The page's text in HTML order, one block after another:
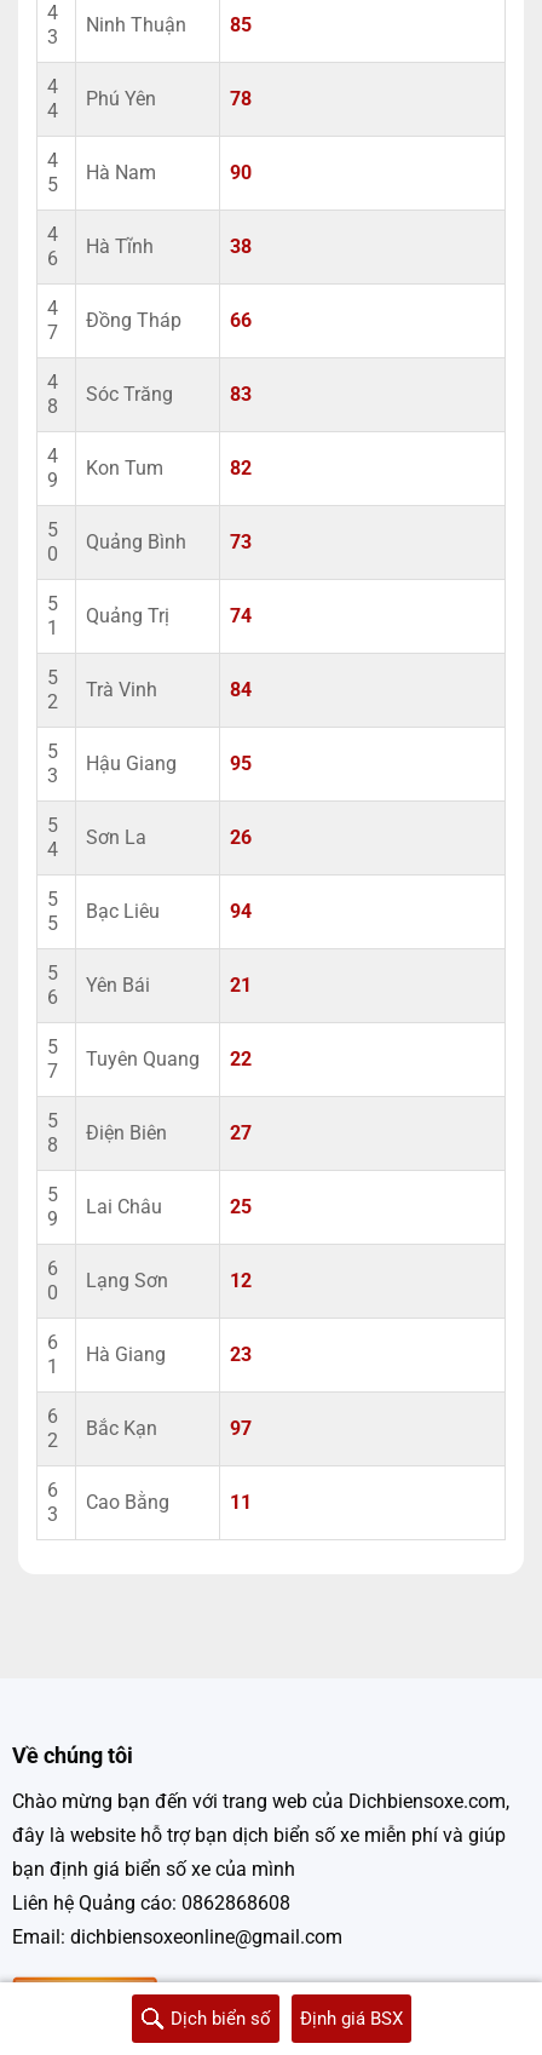
4
3
Ninh Thuận 85
4
4
Phú Yên 78
4
5
Hà Nam 90
4
6
Hà Tĩnh 38
4
7
Đồng Tháp 66
4
8
Sóc Trăng 83
4
9
Kon Tum 82
5
0
Quảng Bình 73
5
1
Quảng Trị 74
5
2
Trà Vinh 84
5
3
Hậu Giang 95
5
4
Sơn La 26
5
5
Bạc Liêu 94
5
6
Yên Bái 21
5
7
Tuyên Quang 22
5
8
Điện Biên 27
5
9
Lai Châu 25
6
0
Lạng Sơn 12
6
1
Hà Giang 23
6
2
Bắc Kạn 97
6
3
Cao Bằng 11
Về chúng tôi
Chào mừng bạn đến với trang web của Dichbiensoxe.com,
đây là website hỗ trợ bạn dịch biển số xe miễn phí và giúp
bạn định giá biển số xe của mình
Liên hệ Quảng cáo: 0862868608
Email: dichbiensoxeonline@gmail.com
Dịch biển số Định giá BSX